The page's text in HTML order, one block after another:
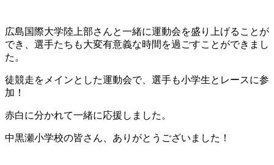
広島国際大学陸上部さんと一緒に運動会を盛り上げることが
でき、選手たちも大変有意義な時間を過ごすことができまし
た。
徒競走をメインとした運動会で、選手も小学生とレースに参
加！
赤白に分かれて一緒に応援しました。
中黒瀬小学校の皆さん、ありがとうございました！